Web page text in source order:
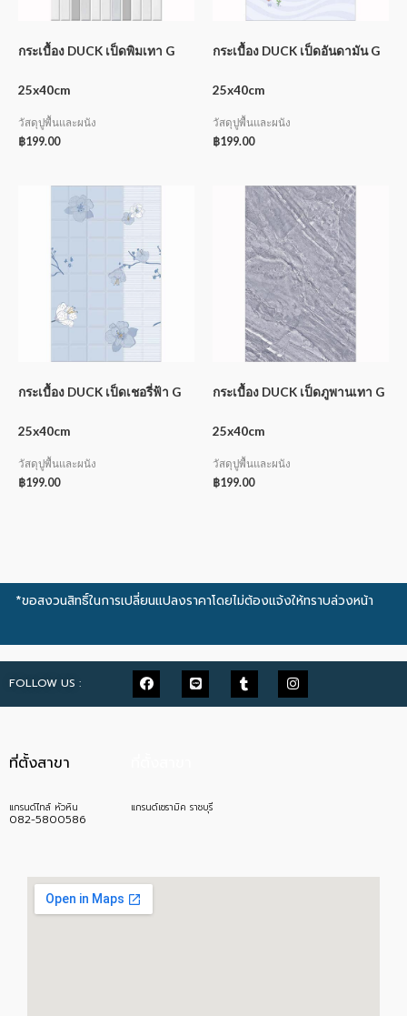
กระเบื้อง DUCK เป็ดพิมเทา G
25x40cm
วัสดุปูพื้นและผนัง
฿199.00
กระเบื้อง DUCK เป็ดอันดามัน G
25x40cm
วัสดุปูพื้นและผนัง
฿199.00
กระเบื้อง DUCK เป็ดเชอรี่ฟ้า G
25x40cm
วัสดุปูพื้นและผนัง
฿199.00
กระเบื้อง DUCK เป็ดภูพานเทา G
25x40cm
วัสดุปูพื้นและผนัง
฿199.00
*ขอสงวนสิทธิ์ในการเปลี่ยนแปลงราคาโดยไม่ต้องแจ้งให้ทราบล่วงหน้า
FOLLOW US :
ที่ตั้งสาขา
แกรนด์ไทล์ หัวหิน
082-5800586
แกรนด์เซรามิค ราชบุรี